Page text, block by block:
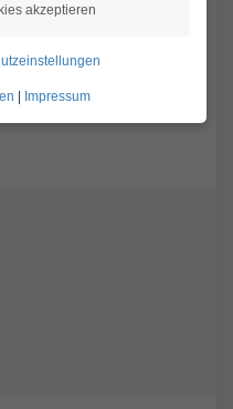
Telefonate können
Kostenübernahme
akzeptieren
Impressum